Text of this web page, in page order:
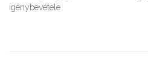
igénybevétele